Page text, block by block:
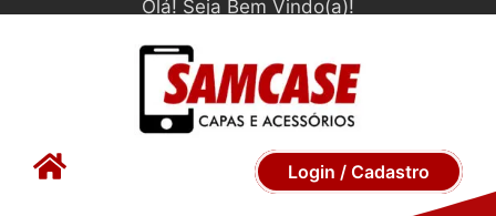
Olá! Seja Bem Vindo(a)!
Login / Cadastro